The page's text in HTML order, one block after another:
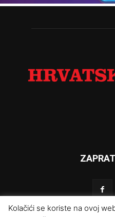
Kolačići se koriste na ovoj